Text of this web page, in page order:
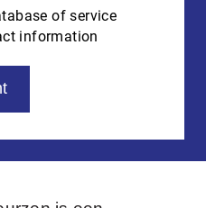
of service
information